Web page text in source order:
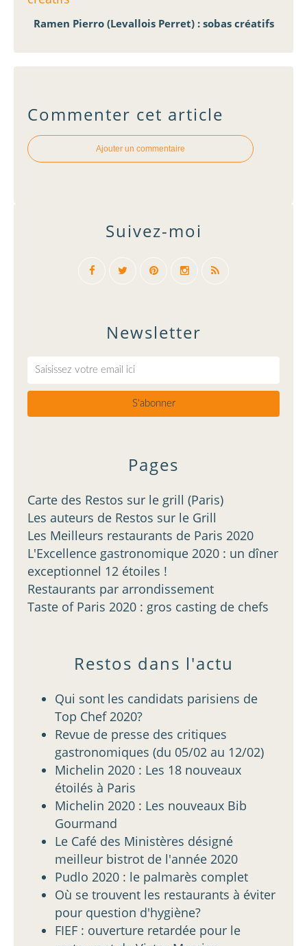
Ramen Pierro (Levallois Perret) : sobas créatifs
Commenter cet article
Ajouter un commentaire
Newsletter
Pages
Carte des Restos sur le grill (Paris)
Les auteurs de Restos sur le Grill
Les Meilleurs restaurants de Paris 2020
L'Excellence gastronomique 2020 : un dîner
exceptionnel 12 étoiles !
Restaurants par arrondissement
Taste of Paris 2020 : gros casting de chefs
Suivez-moi
Restos dans l'actu
Qui sont les candidats parisiens de
Top Chef 2020?
Revue de presse des critiques
gastronomiques (du 05/02 au 12/02)
Michelin 2020 : Les 18 nouveaux
étoilés à Paris
Michelin 2020 : Les nouveaux Bib
Gourmand
Le Café des Ministères désigné
meilleur bistrot de l'année 2020
Pudlo 2020 : le palmarès complet
Où se trouvent les restaurants à éviter
pour question d'hygiène?
FIEF : ouverture retardée pour le